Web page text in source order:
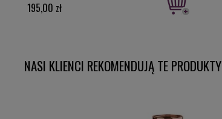
195,00 zł
NASI KLIENCI REKOMENDUJĄ TE PRODUKTY